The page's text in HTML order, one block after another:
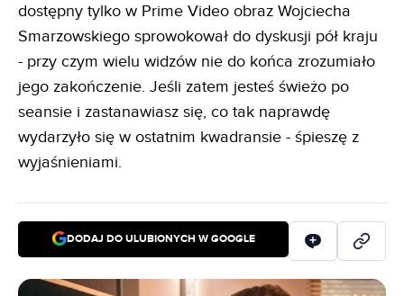
dostępny tylko w Prime Video obraz Wojciecha
Smarzowskiego sprowokował do dyskusji pół kraju
- przy czym wielu widzów nie do końca zrozumiało
jego zakończenie. Jeśli zatem jesteś świeżo po
seansie i zastanawiasz się, co tak naprawdę
wydarzyło się w ostatnim kwadransie - śpieszę z
wyjaśnieniami.
DODAJ DO ULUBIONYCH W GOOGLE